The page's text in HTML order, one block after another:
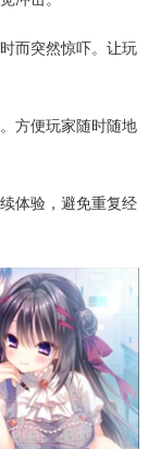
而突然惊吓。让玩
方便玩家随时随地
体验，避免重复经